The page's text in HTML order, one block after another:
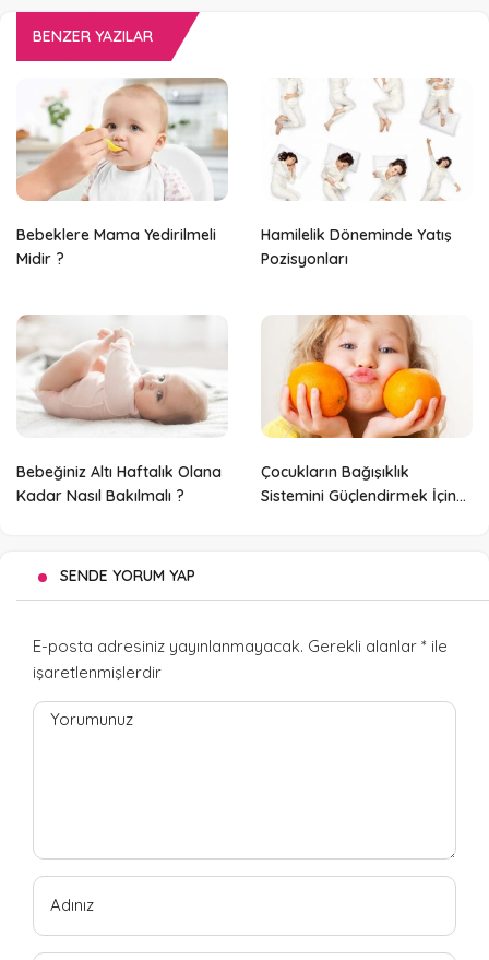
BENZER YAZILAR
Bebeklere Mama Yedirilmeli
Midir ?
Hamilelik Döneminde Yatış
Pozisyonları
Bebeğiniz Altı Haftalık Olana
Kadar Nasıl Bakılmalı ?
Çocukların Bağışıklık
Sistemini Güçlendirmek İçin
SENDE YORUM YAP
E-posta adresiniz yayınlanmayacak. Gerekli alanlar * ile
işaretlenmişlerdir
Yorumunuz
Adınız